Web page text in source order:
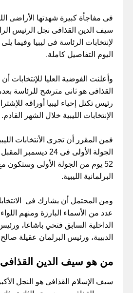
فى مفاجأة كبيرة شهدتها الأراضى
سيف الدين القذافى نجل الرئيس
لإنتخابات الرئاسة فى ليبيا وفيما
اليوم التفاصيل كاملة.
وأعلنت الفوضية العليا للإنتخابات
القذافى هو ثانى مترشح للرئاسة
رئيس تكتل إحياء ليبيا أوراقه
الإنتخابات الليبية خلال الشهر القادم.
فمن المقرر أن تجرى الأنتخابات
الجولة الأولى فى 24
52 يوم من الجولة الأولى وستكون
البرلمانية الليبية.
ومن المحتمل أن يشارك فى
عدد من الأسماء البارزة ومنهم
الداخلية السابق فتحي باشاغا،
الدبيبة، ورئيس البرلمان عقيلة
من هو سيف الدين القذافى
سيف الإسلام القذافى هو النجل